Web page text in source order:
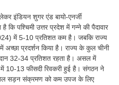
इंडियन शुगर एंड बायो-एनर्जी
कि पश्चिमी उत्तर प्रदेश में गन्ने की पैदावार
में 5-10 प्रतिशत कम है। जबकि राज्य
अच्छा प्रदर्शन किया है। राज्य के कुल चीनी
32-34 प्रतिशत रहता है। असल में
में 10-13 फीसदी रिवकरी हुई है। संगठन ने
सड़न संक्रमण को कम उपज के लिए